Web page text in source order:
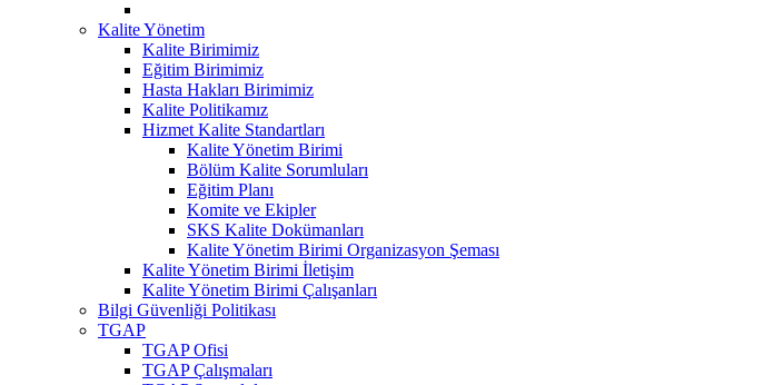
Kalite Yönetim
Kalite Birimimiz
Eğitim Birimimiz
Hasta Hakları Birimimiz
Kalite Politikamız
Hizmet Kalite Standartları
Kalite Yönetim Birimi
Bölüm Kalite Sorumluları
Eğitim Planı
Komite ve Ekipler
SKS Kalite Dokümanları
Kalite Yönetim Birimi Organizasyon Şeması
Kalite Yönetim Birimi İletişim
Kalite Yönetim Birimi Çalışanları
Bilgi Güvenliği Politikası
TGAP
TGAP Ofisi
TGAP Çalışmaları